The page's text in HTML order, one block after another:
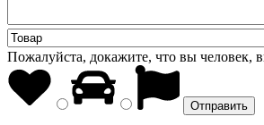
Пожалуйста, докажите, что вы человек,